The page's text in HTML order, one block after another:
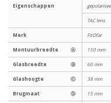
Eigenschappen
TAC lens
Merk FitOfar
Montuurbreedte Ⓐ 150 mm
Glasbreedte Ⓑ 60 mm
Glashoogte Ⓒ 38 mm
Brugmaat Ⓓ 15 mm